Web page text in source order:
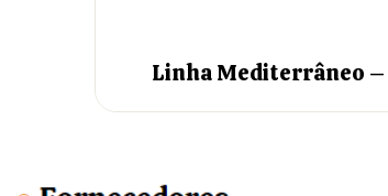
Linha Mediterrâneo